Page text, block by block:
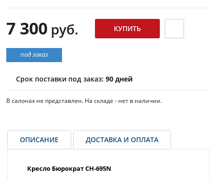
7 300 руб.
под заказ
Срок поставки под заказ: 90 дней
В салонах не представлен. На складе - нет в наличии.
ОПИСАНИЕ ДОСТАВКА И ОПЛАТА
Кресло Бюрократ CH-695N